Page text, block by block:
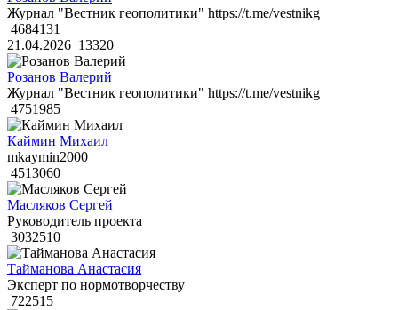
Журнал "Вестник геополитики" https://t.me/vestnikg
4684131
21.04.2026 13320
Розанов Валерий
Журнал "Вестник геополитики" https://t.me/vestnikg
4751985
Каймин Михаил
mkaymin2000
4513060
Масляков Сергей
Руководитель проекта
3032510
Тайманова Анастасия
Эксперт по нормотворчеству
722515